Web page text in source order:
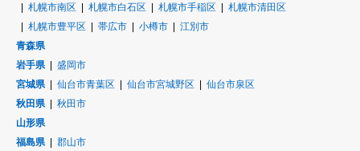
札幌市南区
札幌市白石区 札幌市手稲区
札幌市清田区
札幌市豊平区
帯広市 小樽市
江別市
青森県
岩手県
盛岡市
宮城県
仙台市青葉区 仙台市宮城野区
仙台市泉区
秋田県
秋田市
山形県
福島県
郡山市